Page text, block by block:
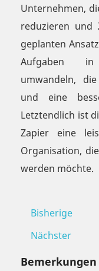
Unternehmen,
reduzieren
geplanten
Aufgaben in
umwandeln,
und eine
Letztendlich ist
Zapier eine
Organisation,
werden möchte.
Bisherige
Nächster
Bemerkungen